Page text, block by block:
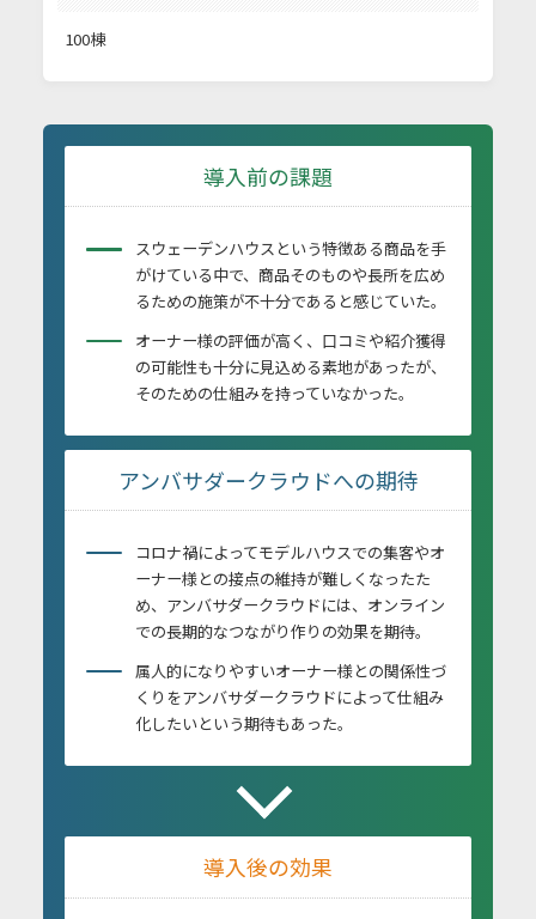
100棟
導入前の課題
スウェーデンハウスという特徴ある商品を手
がけている中で、商品そのものや長所を広め
るための施策が不十分であると感じていた。
オーナー様の評価が高く、口コミや紹介獲得
の可能性も十分に見込める素地があったが、
そのための仕組みを持っていなかった。
アンバサダークラウドへの期待
コロナ禍によってモデルハウスでの集客やオ
ーナー様との接点の維持が難しくなったた
め、アンバサダークラウドには、オンライン
での長期的なつながり作りの効果を期待。
属人的になりやすいオーナー様との関係性づ
くりをアンバサダークラウドによって仕組み
化したいという期待もあった。
導入後の効果